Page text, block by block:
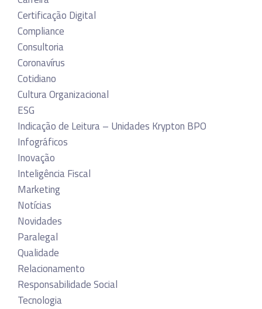
Certificação Digital
Compliance
Consultoria
Coronavírus
Cotidiano
Cultura Organizacional
ESG
Indicação de Leitura – Unidades Krypton BPO
Infográficos
Inovação
Inteligência Fiscal
Marketing
Notícias
Novidades
Paralegal
Qualidade
Relacionamento
Responsabilidade Social
Tecnologia